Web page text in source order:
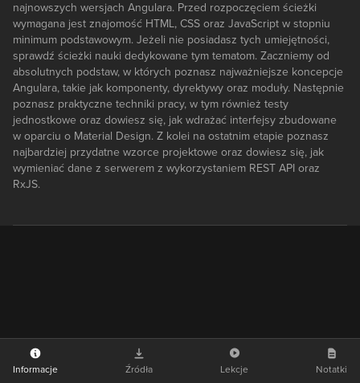
najnowszych wersjach Angulara. Przed rozpoczęciem ścieżki
wymagana jest znajomość HTML, CSS oraz JavaScript w stopniu
minimum podstawowym. Jeżeli nie posiadasz tych umiejętności,
sprawdź ścieżki nauki dedykowane tym tematom. Zaczniemy od
absolutnych podstaw, w których poznasz najważniejsze koncepcje
Angulara, takie jak komponenty, dyrektywy oraz moduły. Następnie
poznasz praktyczne techniki pracy, w tym również testy
jednostkowe oraz dowiesz się, jak wdrażać interfejsy zbudowane
w oparciu o Material Design. Z kolei na ostatnim etapie poznasz
najbardziej przydatne wzorce projektowe oraz dowiesz się, jak
wymieniać dane z serwerem z wykorzystaniem REST API oraz
RxJS.
Informacje Źródła Lekcje Notatki